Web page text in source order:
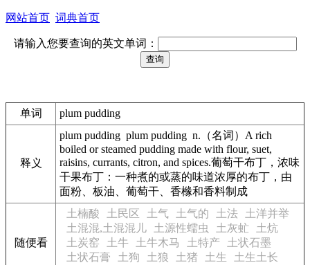
网站首页 词典首页
请输入您要查询的英文单词：
单词 plum pudding
释义
plum pudding plum pudding n.（名词）A rich
boiled or steamed pudding made with flour, suet,
raisins, currants, citron, and spices.葡萄干布丁，浓味
干果布丁：一种煮的或蒸的味道浓厚的布丁，由
面粉、板油、葡萄干、香橼和香料制成
随便看
土楠酸 土民区 土气 土气的 土法
土洋并举
土混混,土混混儿
土源性蠕虫 土灰虻
土炕
土炭窑
土牛 土牛木马 土特产
土状石墨
土状石膏
土狗 土狼 土猪 土生
土生土长